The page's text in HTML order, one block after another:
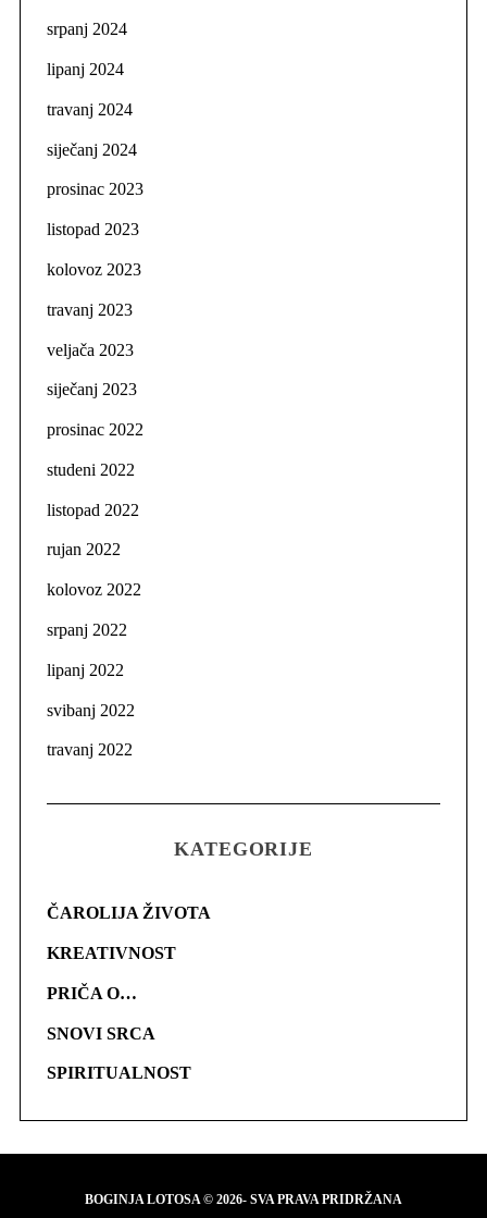
srpanj 2024
lipanj 2024
travanj 2024
siječanj 2024
prosinac 2023
listopad 2023
kolovoz 2023
travanj 2023
veljača 2023
siječanj 2023
prosinac 2022
studeni 2022
listopad 2022
rujan 2022
kolovoz 2022
srpanj 2022
lipanj 2022
svibanj 2022
travanj 2022
KATEGORIJE
ČAROLIJA ŽIVOTA
KREATIVNOST
PRIČA O…
SNOVI SRCA
SPIRITUALNOST
BOGINJA LOTOSA © 2026- SVA PRAVA PRIDRŽANA